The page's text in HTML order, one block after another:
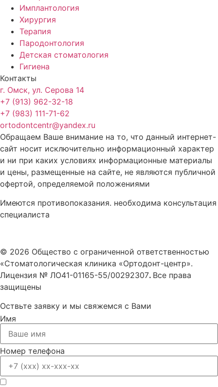
Имплантология
Хирургия
Терапия
Пародонтология
Детская стоматология
Гигиена
Контакты
г. Омск, ул. Серова 14
+7 (913) 962-32-18
+7 (983) 111-71-62
ortodontcentr@yandex.ru
Обращаем Ваше внимание на то, что данный интернет-
сайт носит исключительно информационный характер
и ни при каких условиях информационные материалы
и цены, размещенные на сайте, не являются публичной
офертой, определяемой положениями
Имеются противопоказания. необходима консультация
специалиста
© 2026 Общество с ограниченной ответственностью
«Стоматологическая клиника «Ортодонт-центр».
Лицензия № ЛО41-01165-55/00292307. Все права
защищены
Оствьте заявку и мы свяжемся с Вами
Имя
Номер телефона